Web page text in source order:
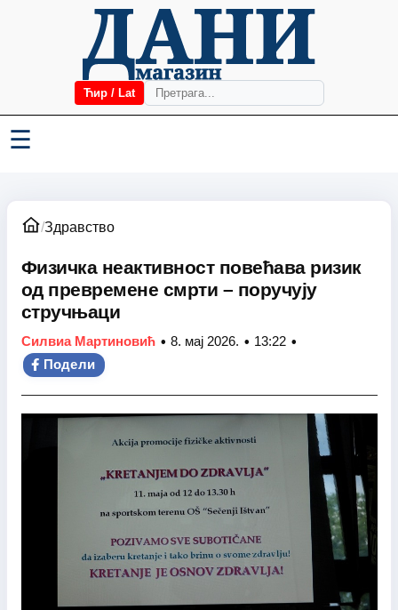
Ћир / Lat
☰
/Здравство
Физичка неактивност повећава ризик
од превремене смрти – поручују
стручњаци
Силвиа Мартиновић • 8. мај 2026. • 13:22 •
Подели